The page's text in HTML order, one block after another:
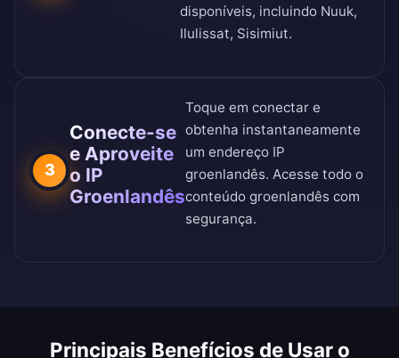
disponíveis, incluindo Nuuk,
Ilulissat, Sisimiut.
3
Conecte-se
e Aproveite
o IP
Groenlandês
Toque em conectar e
obtenha instantaneamente
um endereço IP
groenlandês. Acesse todo o
conteúdo groenlandês com
segurança.
Principais Benefícios de Usar o